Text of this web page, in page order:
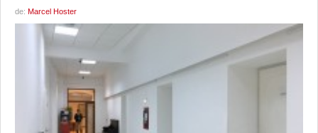
de: Marcel Hoster